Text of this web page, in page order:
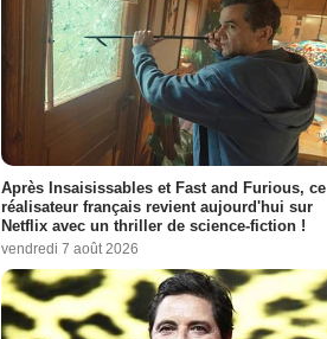
Après Insaisissables et Fast and Furious, ce
réalisateur français revient aujourd'hui sur
Netflix avec un thriller de science-fiction !
vendredi 7 août 2026